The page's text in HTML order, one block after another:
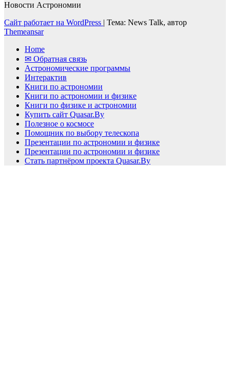
Новости Астрономии
Сайт работает на WordPress | Тема: News Talk, автор
Themeansar
Home
✉ Обратная связь
Астрономические программы
Интерактив
Книги по астрономии
Книги по астрономии и физике
Книги по физике и астрономии
Купить сайт Quasar.By
Полезное о космосе
Помощник по выбору телескопа
Презентации по астрономии и физике
Презентации по астрономии и физике
Стать партнёром проекта Quasar.By